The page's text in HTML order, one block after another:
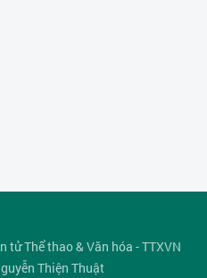
tử Thể thao & Văn hóa - TTXVN
Thiện Thuật